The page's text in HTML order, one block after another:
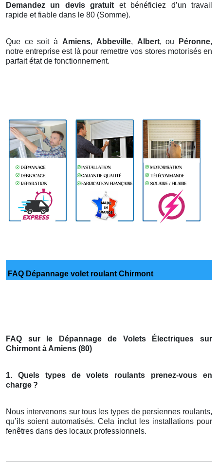
Demandez un devis gratuit et bénéficiez d’un travail
rapide et fiable dans le 80 (Somme).
Que ce soit à Amiens, Abbeville, Albert, ou Péronne,
notre entreprise est là pour remettre vos stores motorisés en
parfait état de fonctionnement.
FAQ Dépannage volet roulant Chirmont
FAQ sur le Dépannage de Volets Électriques sur
Chirmont à Amiens (80)
1. Quels types de volets roulants prenez-vous en
charge ?
Nous intervenons sur tous les types de persiennes roulants,
qu’ils soient automatisés. Cela inclut les installations pour
fenêtres dans des locaux professionnels.